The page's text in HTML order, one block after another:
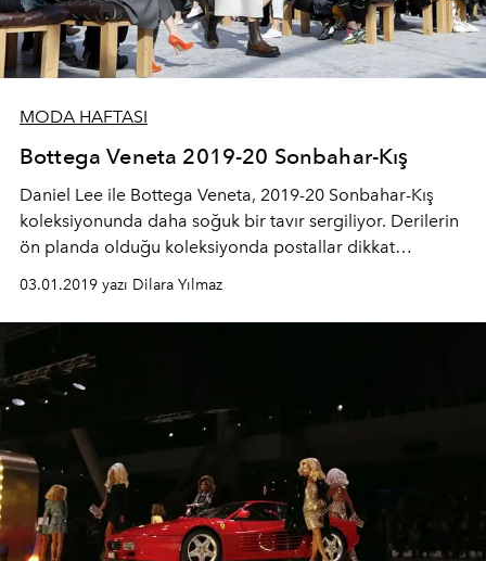
MODA HAFTASI
Bottega Veneta 2019-20 Sonbahar-Kış
Daniel Lee ile Bottega Veneta, 2019-20 Sonbahar-Kış
koleksiyonunda daha soğuk bir tavır sergiliyor. Derilerin
ön planda olduğu koleksiyonda postallar dikkat
çekerken düz kesimler hakimiyeti bulunuyor.
03.01.2019 yazı Dilara Yılmaz